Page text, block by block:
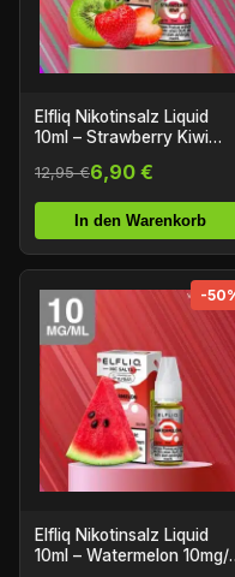
Elfliq Nikotinsalz Liquid
10ml – Strawberry Kiwi
12,95 €6,90 €
In den Warenkorb
-
Elfliq Nikotinsalz Liquid
10ml – Watermelon 10mg/ml